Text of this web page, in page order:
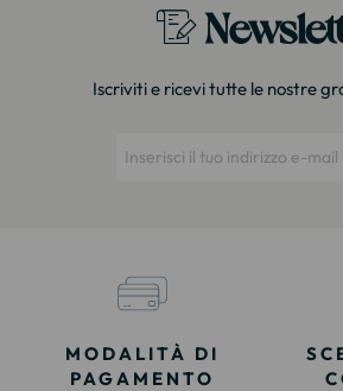
Iscriviti e ricevi tutte le nostre
MODALITÀ DI
PAGAMENTO